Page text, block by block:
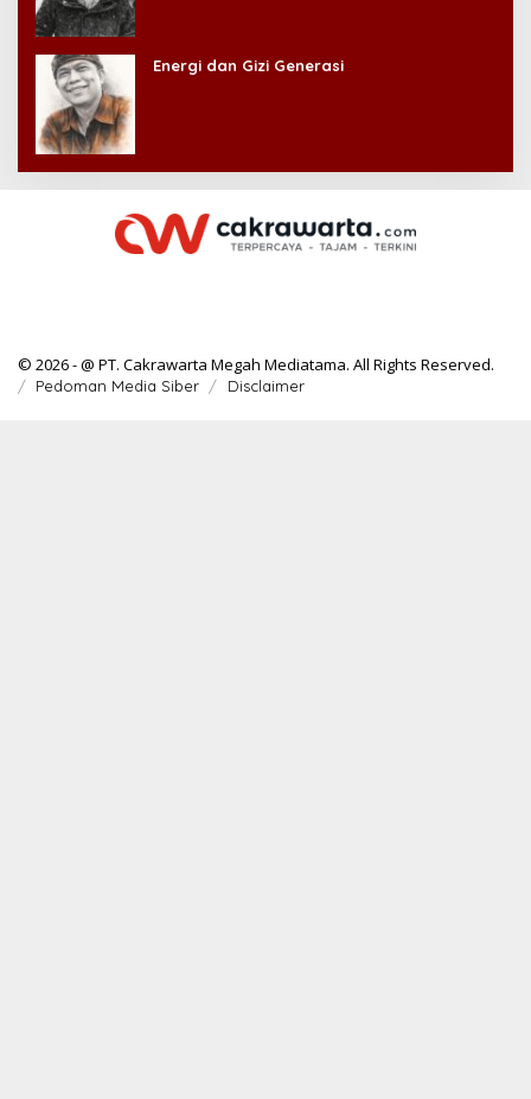
Energi dan Gizi Generasi
© 2026 - @ PT. Cakrawarta Megah Mediatama. All Rights Reserved.
Pedoman Media Siber Disclaimer